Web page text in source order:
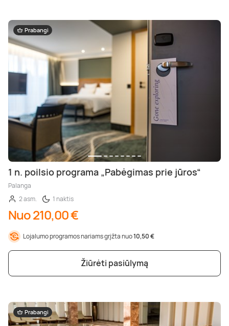
Prabangi
1 n. poilsio programa „Pabėgimas prie jūros“
Palanga
2 asm.
1 naktis
Nuo 210,00 €
Lojalumo programos nariams grįžta nuo10,50 €
Žiūrėti pasiūlymą
Prabangi